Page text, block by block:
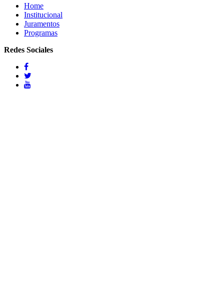
Home
Institucional
Juramentos
Programas
Redes Sociales